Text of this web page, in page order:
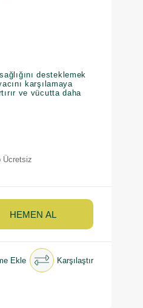
desteklemek
karşılamaya
ve vücutta daha
Ücretsiz
Ekle Karşılaştır